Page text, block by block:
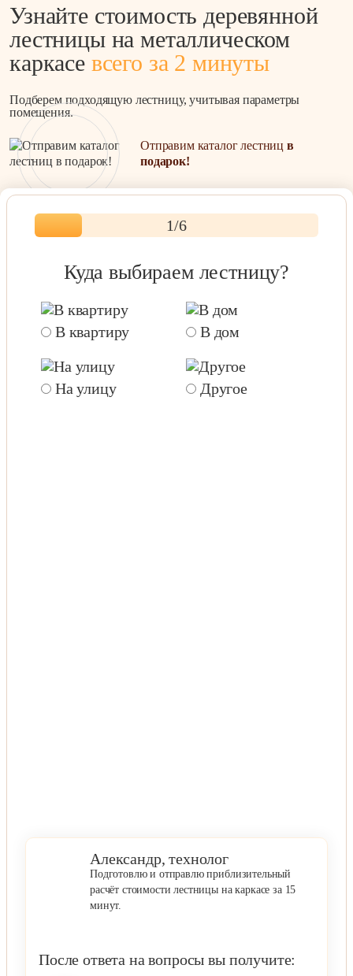
Узнайте стоимость деревянной
лестницы на металлическом
каркасе всего за 2 минуты
Подберем подходящую лестницу, учитывая параметры
помещения.
Отправим каталог лестниц в
подарок!
1/6
Куда выбираем лестницу?
В квартиру В дом
На улицу Другое
Александр, технолог
Подготовлю и отправлю приблизительный
расчёт стоимости лестницы на каркасе за 15
минут.
После ответа на вопросы вы получите: